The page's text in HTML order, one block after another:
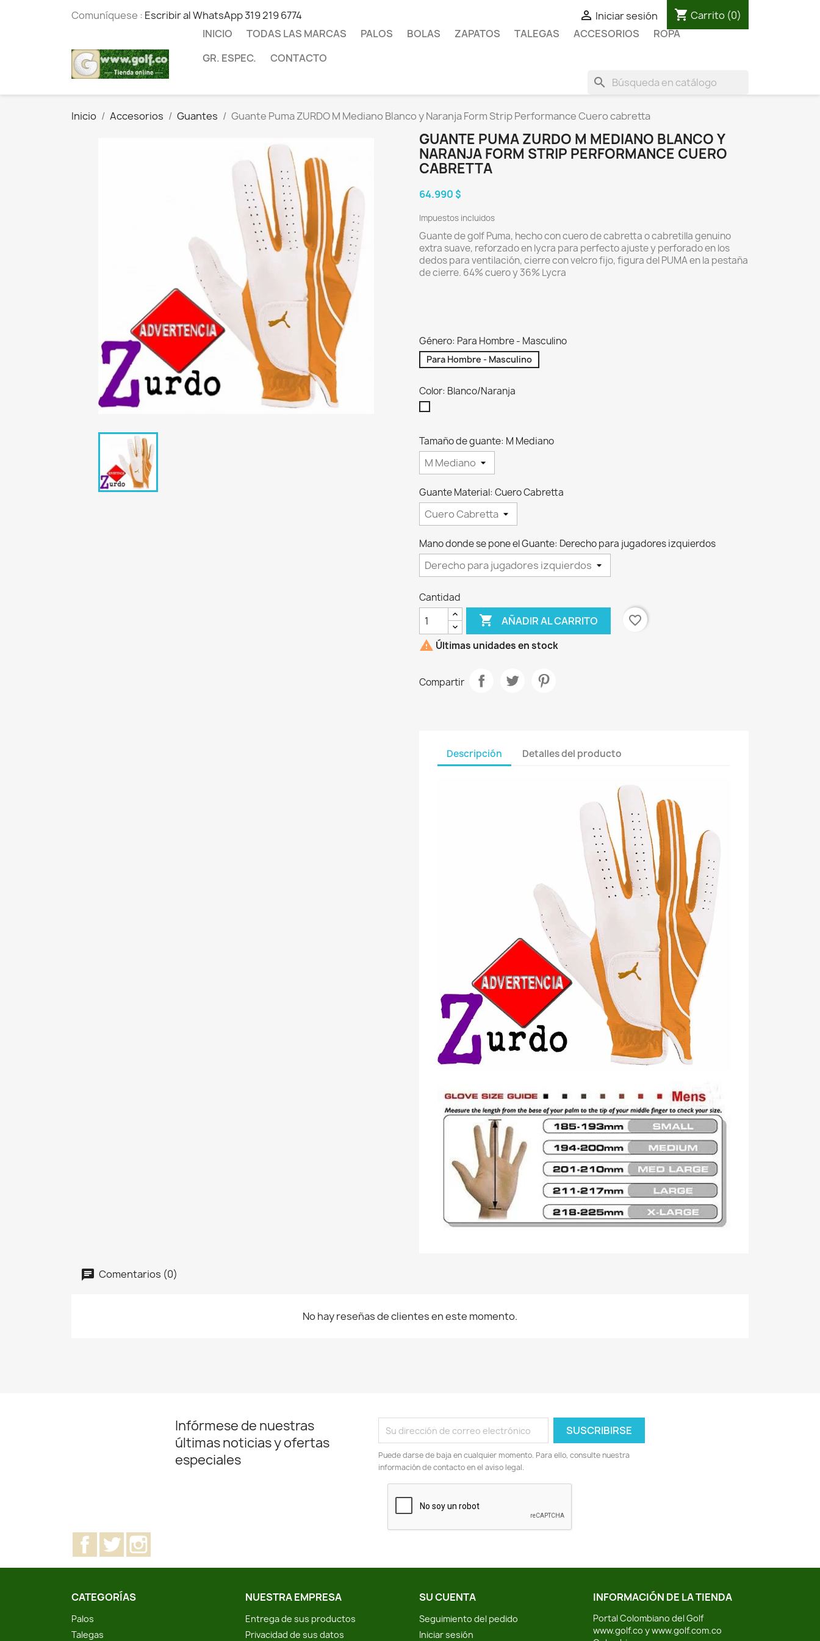
Comuníquese : Escribir al WhatsApp 319 219 6774  Iniciar sesión shopping_cart Carrito (0)
INICIO
TODAS LAS MARCAS PALOS BOLAS ZAPATOS TALEGAS ACCESORIOS
ROPA
GR. ESPEC.
CONTACTO
search
Inicio Accesorios Guantes Guante Puma ZURDO M Mediano Blanco y Naranja Form Strip Performance Cuero cabretta
GUANTE PUMA ZURDO M MEDIANO BLANCO Y
NARANJA FORM STRIP PERFORMANCE CUERO
CABRETTA
64.990 $
Impuestos incluidos
Guante de golf Puma, hecho con cuero de cabretta o cabretilla genuino
extra suave, reforzado en lycra para perfecto ajuste y perforado en los
dedos para ventilación, cierre con velcro fijo, figura del PUMA en la pestaña
de cierre. 64% cuero y 36% Lycra
Género: Para Hombre - Masculino
Para Hombre - Masculino
Color: Blanco/Naranja
Tamaño de guante: M Mediano
Guante Material: Cuero Cabretta
Mano donde se pone el Guante: Derecho para jugadores izquierdos
Cantidad
 AÑADIR AL CARRITO
favorite_border
 Últimas unidades en stock
Compartir
Descripción Detalles del producto
Comentarios (0)
No hay reseñas de clientes en este momento.
Infórmese de nuestras
últimas noticias y ofertas
especiales
Puede darse de baja en cualquier momento. Para ello, consulte nuestra
información de contacto en el aviso legal.
Facebook
Twitter
CATEGORÍAS
Palos
Talegas
NUESTRA EMPRESA
Entrega de sus productos
Privacidad de sus datos
SU CUENTA
Seguimiento del pedido
Iniciar sesión
INFORMACIÓN DE LA TIENDA
Portal Colombiano del Golf
www.golf.co y www.golf.com.co